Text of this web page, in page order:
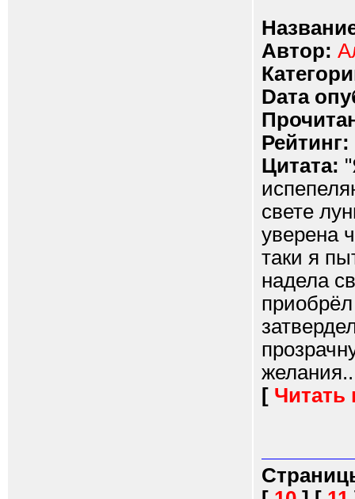
Автор:
Dата
Рейтинг:
Цитата:
свете
уверена
таки я
надела
[ Читать